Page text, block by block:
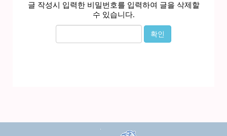
글 작성시 입력한 비밀번호를 입력하여 글을 삭제할
수 있습니다.